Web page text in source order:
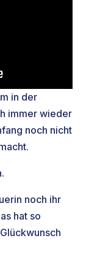
in der
immer wieder
noch nicht
noch ihr
hat so